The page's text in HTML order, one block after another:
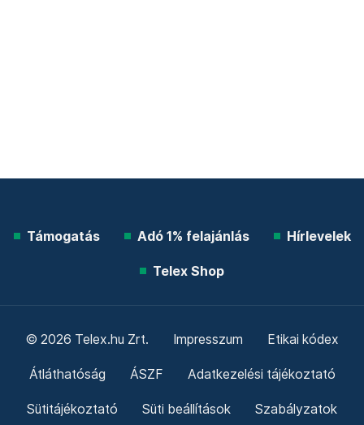
Támogatás Adó 1% felajánlás Hírlevelek
Telex Shop
© 2026 Telex.hu Zrt. Impresszum Etikai kódex
Átláthatóság ÁSZF Adatkezelési tájékoztató
Sütitájékoztató Süti beállítások Szabályzatok